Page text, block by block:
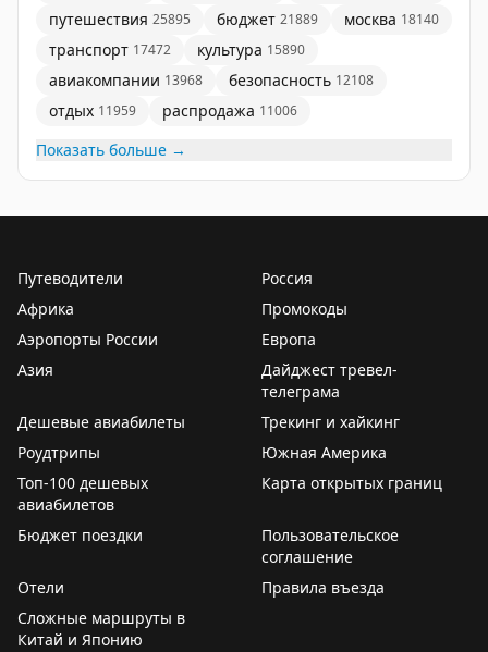
путешествия 25895 бюджет 21889 москва 18140
транспорт 17472 культура 15890
авиакомпании 13968 безопасность 12108
отдых 11959 распродажа 11006
Показать больше →
Путеводители
Россия
Африка
Промокоды
Аэропорты России
Европа
Азия
Дайджест тревел-
телеграма
Дешевые авиабилеты
Трекинг и хайкинг
Роудтрипы
Южная Америка
Топ-100 дешевых
авиабилетов
Карта открытых границ
Бюджет поездки
Пользовательское
соглашение
Отели
Правила въезда
Сложные маршруты в
Китай и Японию